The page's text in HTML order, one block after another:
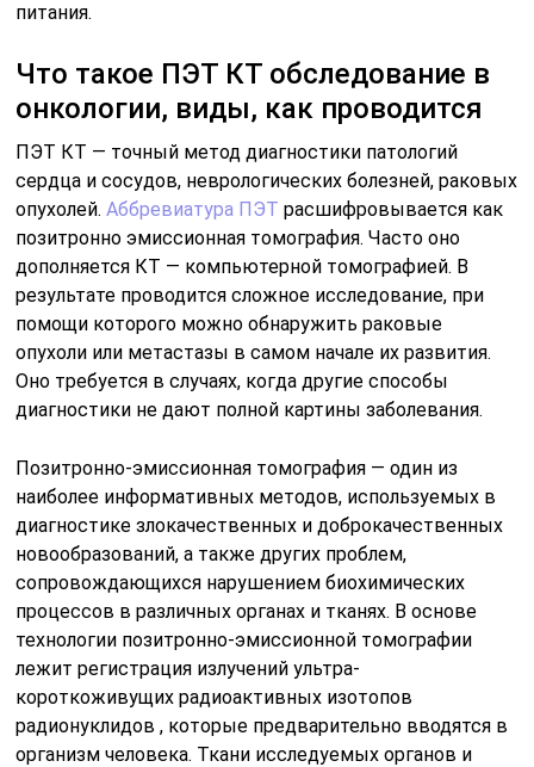
питания.
Что такое ПЭТ КТ обследование в
онкологии, виды, как проводится
ПЭТ КТ — точный метод диагностики патологий
сердца и сосудов, неврологических болезней, раковых
опухолей.Аббревиатура ПЭТ расшифровывается как
позитронно эмиссионная томография. Часто оно
дополняется КТ — компьютерной томографией. В
результате проводится сложное исследование, при
помощи которого можно обнаружить раковые
опухоли или метастазы в самом начале их развития.
Оно требуется в случаях, когда другие способы
диагностики не дают полной картины заболевания.
Позитронно-эмиссионная томография — один из
наиболее информативных методов, используемых в
диагностике злокачественных и доброкачественных
новообразований, а также других проблем,
сопровождающихся нарушением биохимических
процессов в различных органах и тканях. В основе
технологии позитронно-эмиссионной томографии
лежит регистрация излучений ультра-
короткоживущих радиоактивных изотопов
радионуклидов , которые предварительно вводятся в
организм человека. Ткани исследуемых органов и